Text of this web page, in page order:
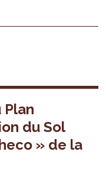
du Sol
» de la